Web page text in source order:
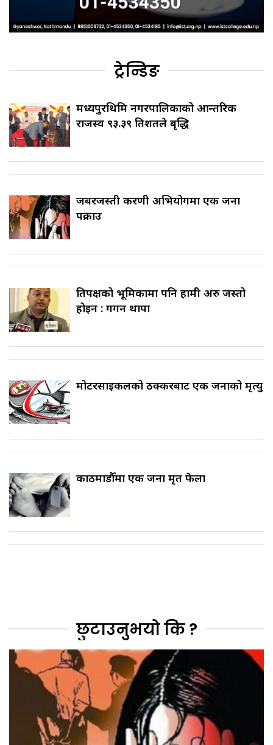
ट्रेन्डिङ
मध्यपुरथिमि नगरपालिकाको आन्तरिक
राजस्व ९३.३९ प्रतिशतले बृद्धि
जबरजस्ती करणी अभियोगमा एक जना
पक्राउ
प्रतिपक्षको भूमिकामा पनि हामी अरु जस्तो
होइन : गगन थापा
मोटरसाइकलको ठक्करबाट एक जनाको मृत्यु
काठमाडौँमा एक जना मृत फेला
छुटाउनुभयो कि ?